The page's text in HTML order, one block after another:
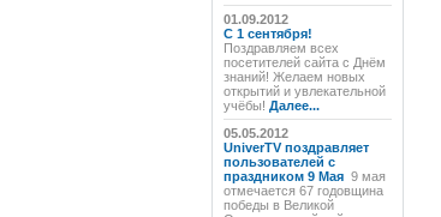
01.09.2012
C 1 сентября!
Поздравляем всех
посетителей сайта с Днём
знаний! Желаем новых
открытий и увлекательной
учёбы! Далее...
05.05.2012
UniverTV поздравляет
пользователей с
праздником 9 Мая 9 мая
отмечается 67 годовщина
победы в Великой